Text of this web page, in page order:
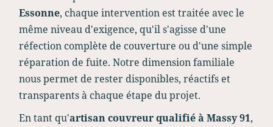
Essonne, chaque intervention est traitée avec le
même niveau d'exigence, qu'il s'agisse d'une
réfection complète de couverture ou d'une simple
réparation de fuite. Notre dimension familiale
nous permet de rester disponibles, réactifs et
transparents à chaque étape du projet.
En tant qu'artisan couvreur qualifié à Massy 91,